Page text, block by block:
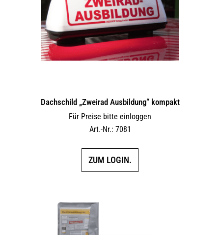
Dachschild „Zweirad Ausbildung“ kompakt
Für Preise bitte einloggen
Art.-Nr.: 7081
ZUM LOGIN.